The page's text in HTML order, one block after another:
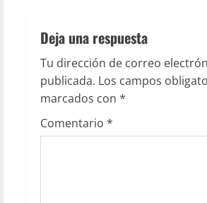
Deja una respuesta
Tu dirección de correo
publicada. Los campos
marcados con *
Comentario *